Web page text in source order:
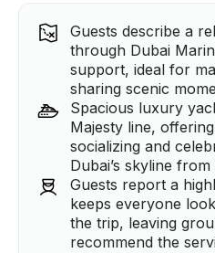
Guests describe a
through Dubai
support, ideal for
sharing scenic
Spacious luxury
Majesty line,
socializing and
Dubai’s skyline
Guests report a
keeps everyone
the trip, leaving
recommend the